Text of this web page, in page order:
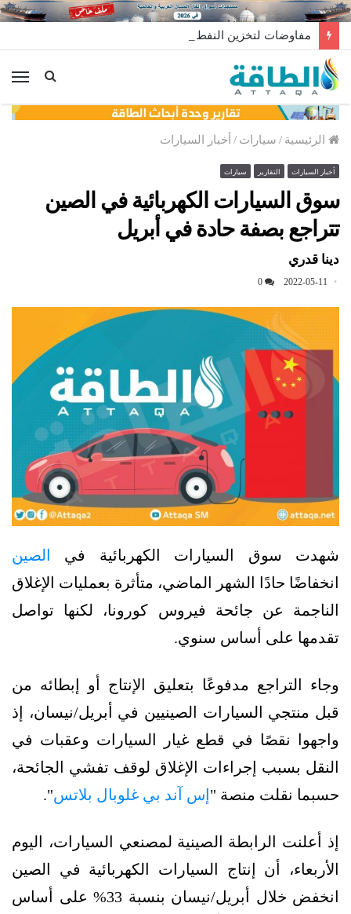
مفاوضات لتخزين النفط العراقي في الخارج
الرئيسية / سيارات / أخبار السيارات
أخبار السيارات التقارير سيارات
سوق السيارات الكهربائية في الصين
تتراجع بصفة حادة في أبريل
دينا قدري
2022-05-11
0
شهدت سوق السيارات الكهربائية في الصين
انخفاضًا حادًا الشهر الماضي، متأثرة بعمليات الإغلاق
الناجمة عن جائحة فيروس كورونا، لكنها تواصل
تقدمها على أساس سنوي.
وجاء التراجع مدفوعًا بتعليق الإنتاج أو إبطائه من
قبل منتجي السيارات الصينيين في أبريل/نيسان، إذ
واجهوا نقصًا في قطع غيار السيارات وعقبات في
النقل بسبب إجراءات الإغلاق لوقف تفشي الجائحة،
حسبما نقلت منصة "إس آند بي غلوبال بلاتس".
إذ أعلنت الرابطة الصينية لمصنعي السيارات، اليوم
الأربعاء، أن إنتاج السيارات الكهربائية في الصين
انخفض خلال أبريل/نيسان بنسبة 33% على أساس